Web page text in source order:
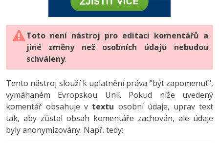
HTML5, CSS3, Bootstrap, SEO
SQL a databáze
Testování a verzování
UML a návrhové vzory
React
Spring
PHP
JavaScript
Python
HTML / CSS
UML a návrhové vzory
MySQL/MariaDB
Vývojář mobilních aplikací
C# Game developer
Tester
Systémový administrátor
-80%
JavaScript -80%
PHP -80%
Swift -80%
Kotlin -80%
Digitální gramotnost
Marketing
WordPress
SEO
UX
Business
Photoshop -80%
Adobe Illustrator -80%
Adobe Lightroom
Adobe XD
Adobe InDesign -25%
Adobe After Effects
Toto není nástroj pro editaci komentářů a
jiné změny než osobních údajů nebudou
schváleny.
Tento nástroj slouží k uplatnění práva "být zapomenut",
vymáhaném Evropskou Unií. Pokud níže uvedený
komentář obsahuje v textu osobní údaje, uprav text
tak, aby zůstal obsah komentáře zachován, ale údaje
byly anonymizovány. Např. tedy: